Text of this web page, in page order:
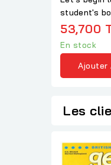
student's
edition
53,700
En stock
Ajouter
Les